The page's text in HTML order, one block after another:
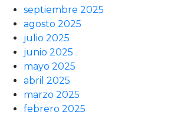
septiembre 2025
agosto 2025
julio 2025
junio 2025
mayo 2025
abril 2025
marzo 2025
febrero 2025